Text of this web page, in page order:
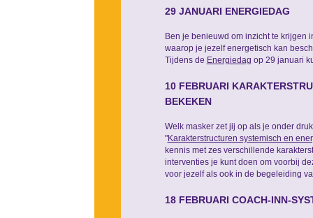
29 JANUARI ENERGIEDAG
Ben je benieuwd om inzicht te krijgen
waarop je jezelf energetisch kan
Tijdens de Energiedag op 29 januari
10 FEBRUARI
BEKEKEN
Welk masker zet jij op als je onder
"Karakterstructuren systemisch en
kennis met zes verschillende
interventies je kunt doen om voorbij
voor jezelf als ook in de begeleiding
18 FEBRUARI COACH-INN-